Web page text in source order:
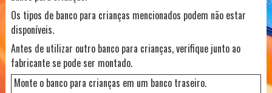
Os tipos de banco para crianças mencionados podem não estar
disponíveis.
Antes de utilizar outro banco para crianças, verifique junto ao
fabricante se pode ser montado.
Monte o banco para crianças em um banco traseiro.